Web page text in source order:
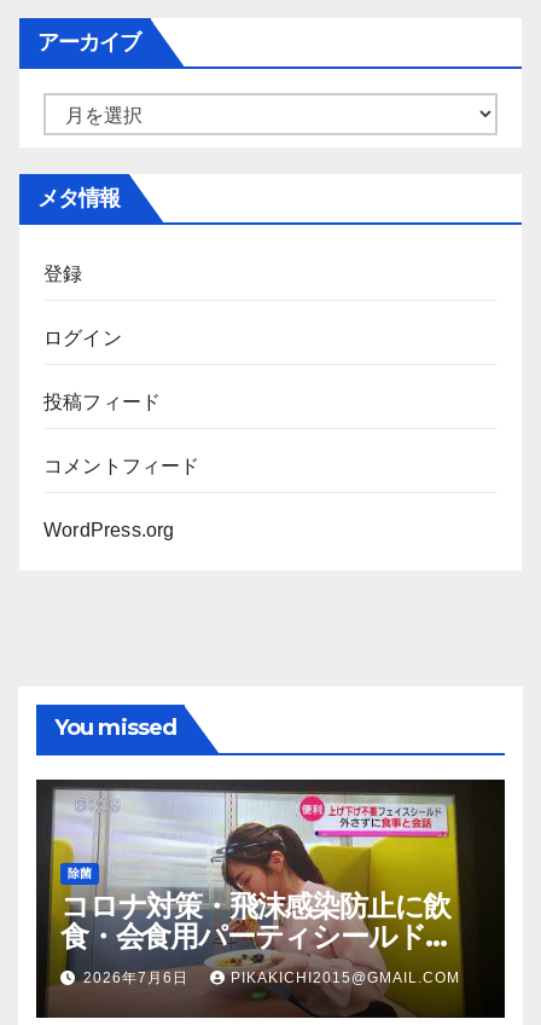
ー
アーカイブ
メタ情報
登録
ログイン
投稿フィード
コメントフィード
WordPress.org
You missed
除菌
コロナ対策・飛沫感染防止に飲
食・会食用パーティシールド
（マスク会食代替品）ＦＢＣ福井
放送のＴＶ番組での紹介映像
2026年7月6日 PIKAKICHI2015@GMAIL.COM